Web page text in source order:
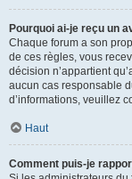
Pourquoi ai-je reçu un
Chaque forum a son
de ces règles, vous
décision n’appartient
aucun cas responsable
d’informations, veuillez
Haut
Comment puis-je